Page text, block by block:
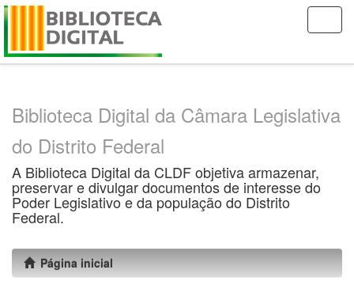
Skip
Biblioteca Digital da Câmara Legislativa
do Distrito Federal
A Biblioteca Digital da CLDF objetiva armazenar,
preservar e divulgar documentos de interesse do
Poder Legislativo e da população do Distrito
Federal.
Página inicial